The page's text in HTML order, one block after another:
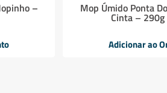
– Mop Úmido Ponta
Cinta –
Adicionar ao